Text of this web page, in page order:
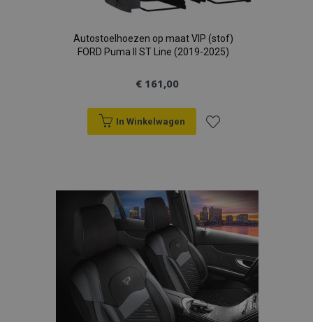
Autostoelhoezen op maat VIP (stof)
FORD Puma II ST Line (2019-2025)
€ 161,00
In Winkelwagen
aan
verlanglijst